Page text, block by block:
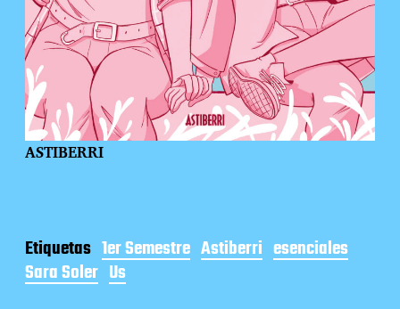
ASTIBERRI
Etiquetas 1er Semestre Astiberri esenciales
Sara Soler Us